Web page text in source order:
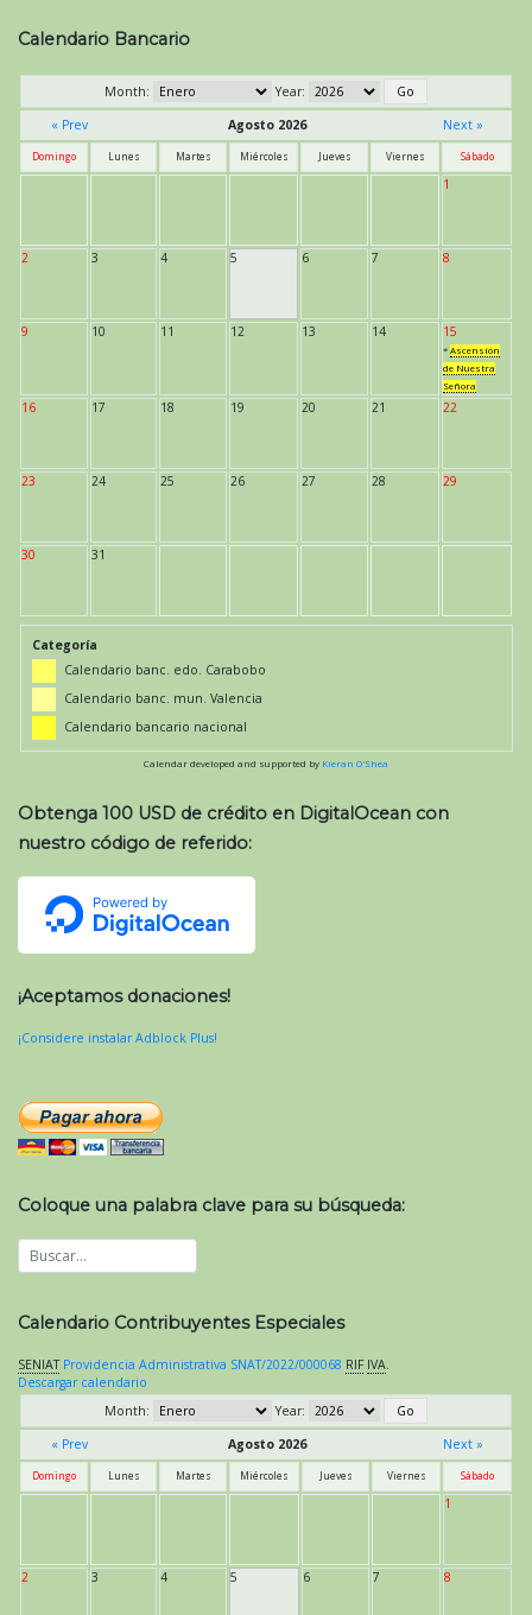
Calendario Bancario
Month:
Year:
« Prev
Agosto 2026 Next »
Domingo Lunes Martes Miércoles Jueves Viernes Sábado
1
2 3 4 5 6 7 8
9 10 11 12 13 14 15
* Ascensión
de Nuestra
Señora
16 17 18 19 20 21 22
23 24 25 26 27 28 29
30 31
Categoría
Calendario banc. edo. Carabobo
Calendario banc. mun. Valencia
Calendario bancario nacional
Calendar developed and supported by Kieran O'Shea
Obtenga 100 USD de crédito en DigitalOcean con
nuestro código de referido:
¡Aceptamos donaciones!
¡Considere instalar Adblock Plus!
Coloque una palabra clave para su búsqueda:
Calendario Contribuyentes Especiales
SENIAT Providencia Administrativa SNAT/2022/000068 RIF IVA
Descargar calendario
Month:
Year:
« Prev
Agosto 2026 Next »
Domingo Lunes Martes Miércoles Jueves Viernes Sábado
1
2 3 4 5 6 7 8